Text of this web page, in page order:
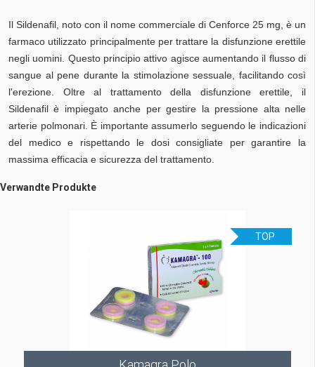
Il Sildenafil, noto con il nome commerciale di Cenforce 25 mg, è un
farmaco utilizzato principalmente per trattare la disfunzione erettile
negli uomini. Questo principio attivo agisce aumentando il flusso di
sangue al pene durante la stimolazione sessuale, facilitando così
l'erezione. Oltre al trattamento della disfunzione erettile, il
Sildenafil è impiegato anche per gestire la pressione alta nelle
arterie polmonari. È importante assumerlo seguendo le indicazioni
del medico e rispettando le dosi consigliate per garantire la
massima efficacia e sicurezza del trattamento.
Verwandte Produkte
TOP